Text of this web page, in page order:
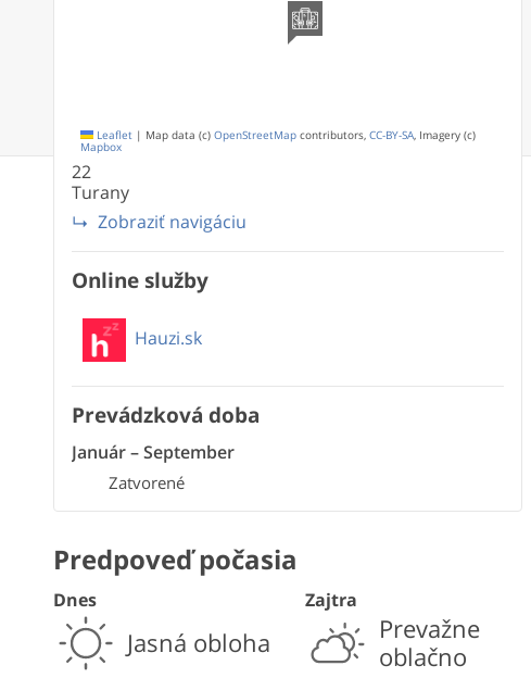
Leaflet | Map data (c) OpenStreetMap contributors, CC-BY-SA , Imagery (c)
Mapbox
22
Turany
Zobraziť navigáciu
Online služby
Hauzi.sk
Prevádzková doba
Január–September
Zatvorené
Predpoveď počasia
Dnes
Jasná obloha
Zajtra
Prevažne
oblačno